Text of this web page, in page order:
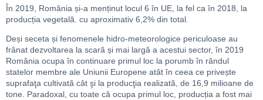
În 2019, România și-a menținut locul 6 în UE, la fel ca în 2018, la
producția vegetală. cu aproximativ 6,2% din total.
Deși seceta și fenomenele hidro-meteorologice periculoase au
frânat dezvoltarea la scară și mai largă a acestui sector, în 2019
România ocupa în continuare primul loc la porumb în rândul
statelor membre ale Uniunii Europene atât în ceea ce privește
suprafaţa cultivată cât şi la producţia realizată, de 16,9 milioane de
tone. Paradoxal, cu toate că ocupa primul loc, producția a fost mai